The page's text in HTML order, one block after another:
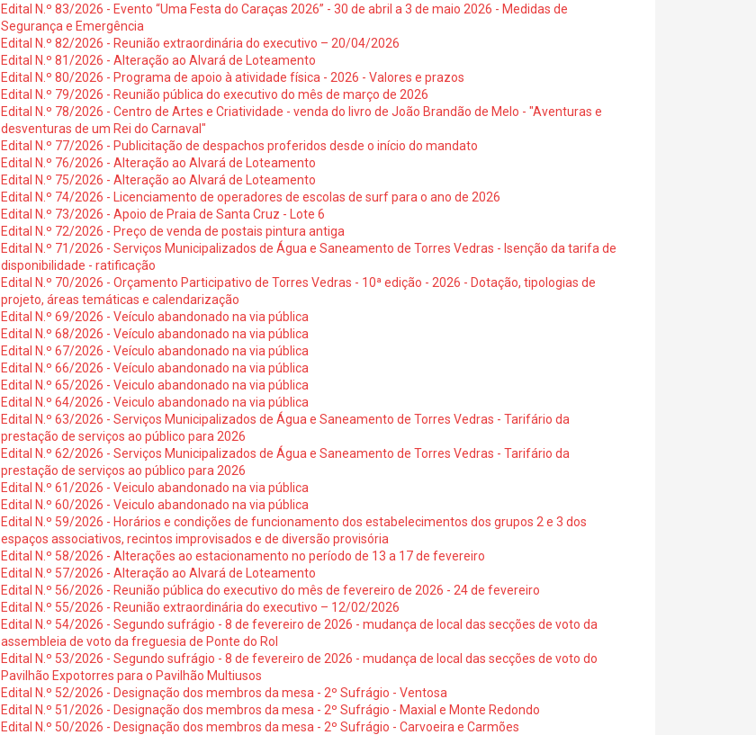
Edital N.º 83/2026 - Evento “Uma Festa do Caraças 2026” - 30 de abril a 3 de maio 2026 - Medidas de
Segurança e Emergência
Edital N.º 82/2026 - Reunião extraordinária do executivo – 20/04/2026
Edital N.º 81/2026 - Alteração ao Alvará de Loteamento
Edital N.º 80/2026 - Programa de apoio à atividade física - 2026 - Valores e prazos
Edital N.º 79/2026 - Reunião pública do executivo do mês de março de 2026
Edital N.º 78/2026 - Centro de Artes e Criatividade - venda do livro de João Brandão de Melo - "Aventuras e
desventuras de um Rei do Carnaval"
Edital N.º 77/2026 - Publicitação de despachos proferidos desde o início do mandato
Edital N.º 76/2026 - Alteração ao Alvará de Loteamento
Edital N.º 75/2026 - Alteração ao Alvará de Loteamento
Edital N.º 74/2026 - Licenciamento de operadores de escolas de surf para o ano de 2026
Edital N.º 73/2026 - Apoio de Praia de Santa Cruz - Lote 6
Edital N.º 72/2026 - Preço de venda de postais pintura antiga
Edital N.º 71/2026 - Serviços Municipalizados de Água e Saneamento de Torres Vedras - Isenção da tarifa de
disponibilidade - ratificação
Edital N.º 70/2026 - Orçamento Participativo de Torres Vedras - 10ª edição - 2026 - Dotação, tipologias de
projeto, áreas temáticas e calendarização
Edital N.º 69/2026 - Veículo abandonado na via pública
Edital N.º 68/2026 - Veículo abandonado na via pública
Edital N.º 67/2026 - Veículo abandonado na via pública
Edital N.º 66/2026 - Veículo abandonado na via pública
Edital N.º 65/2026 - Veiculo abandonado na via pública
Edital N.º 64/2026 - Veiculo abandonado na via pública
Edital N.º 63/2026 - Serviços Municipalizados de Água e Saneamento de Torres Vedras - Tarifário da
prestação de serviços ao público para 2026
Edital N.º 62/2026 - Serviços Municipalizados de Água e Saneamento de Torres Vedras - Tarifário da
prestação de serviços ao público para 2026
Edital N.º 61/2026 - Veiculo abandonado na via pública
Edital N.º 60/2026 - Veiculo abandonado na via pública
Edital N.º 59/2026 - Horários e condições de funcionamento dos estabelecimentos dos grupos 2 e 3 dos
espaços associativos, recintos improvisados e de diversão provisória
Edital N.º 58/2026 - Alterações ao estacionamento no período de 13 a 17 de fevereiro
Edital N.º 57/2026 - Alteração ao Alvará de Loteamento
Edital N.º 56/2026 - Reunião pública do executivo do mês de fevereiro de 2026 - 24 de fevereiro
Edital N.º 55/2026 - Reunião extraordinária do executivo – 12/02/2026
Edital N.º 54/2026 - Segundo sufrágio - 8 de fevereiro de 2026 - mudança de local das secções de voto da
assembleia de voto da freguesia de Ponte do Rol
Edital N.º 53/2026 - Segundo sufrágio - 8 de fevereiro de 2026 - mudança de local das secções de voto do
Pavilhão Expotorres para o Pavilhão Multiusos
Edital N.º 52/2026 - Designação dos membros da mesa - 2º Sufrágio - Ventosa
Edital N.º 51/2026 - Designação dos membros da mesa - 2º Sufrágio - Maxial e Monte Redondo
Edital N.º 50/2026 - Designação dos membros da mesa - 2º Sufrágio - Carvoeira e Carmões